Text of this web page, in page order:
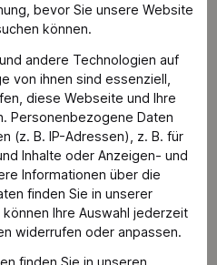
bevor Sie unsere Website
können.
andere Technologien auf
von ihnen sind essenziell,
diese Webseite und Ihre
Personenbezogene Daten
(z. B. IP-Adressen), z. B. für
Inhalte oder Anzeigen- und
Informationen über die
finden Sie in unserer
Ihre Auswahl jederzeit
widerrufen oder anpassen.